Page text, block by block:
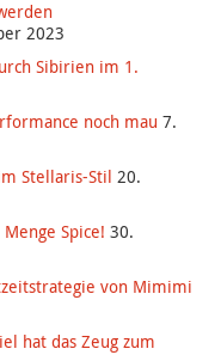
2023
Sibirien im 1.
noch mau 7.
Stellaris-Stil 20.
Spice! 30.
von Mimimi
hat das Zeug zum